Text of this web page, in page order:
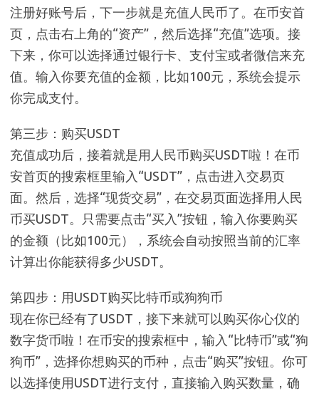
注册好账号后，下一步就是充值人民币了。在币安首
页，点击右上角的“资产”，然后选择“充值”选项。接
下来，你可以选择通过银行卡、支付宝或者微信来充
值。输入你要充值的金额，比如100元，系统会提示
你完成支付。
第三步：购买USDT
充值成功后，接着就是用人民币购买USDT啦！在币
安首页的搜索框里输入“USDT”，点击进入交易页
面。然后，选择“现货交易”，在交易页面选择用人民
币买USDT。只需要点击“买入”按钮，输入你要购买
的金额（比如100元），系统会自动按照当前的汇率
计算出你能获得多少USDT。
第四步：用USDT购买比特币或狗狗币
现在你已经有了USDT，接下来就可以购买你心仪的
数字货币啦！在币安的搜索框中，输入“比特币”或“狗
狗币”，选择你想购买的币种，点击“购买”按钮。你可
以选择使用USDT进行支付，直接输入购买数量，确